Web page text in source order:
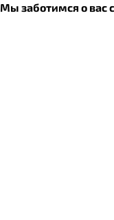
Мы заботимся о вас с